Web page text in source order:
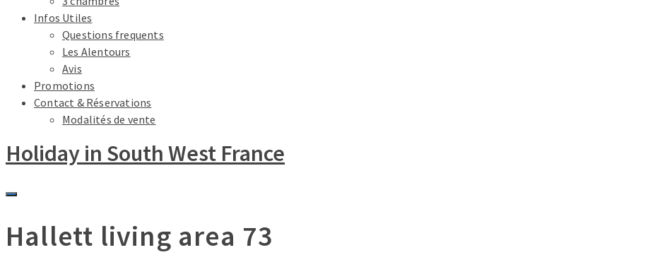
Infos Utiles
Questions frequents
Les Alentours
Avis
Promotions
Contact & Réservations
Modalités de vente
Holiday in South West France
Hallett living area 73